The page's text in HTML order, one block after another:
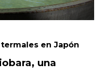
العربية
en Japón
una